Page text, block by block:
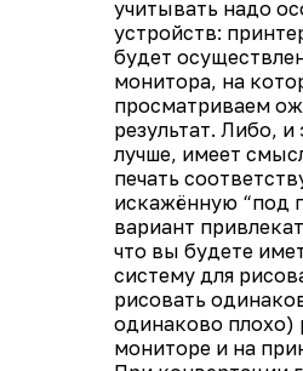
учитывать надо
устройств:
будет
монитора, на
просматриваем
результат. Либо, и
лучше, имеет
печать
искажённую “под
вариант
что вы будете
систему для
рисовать
одинаково плохо)
мониторе и на